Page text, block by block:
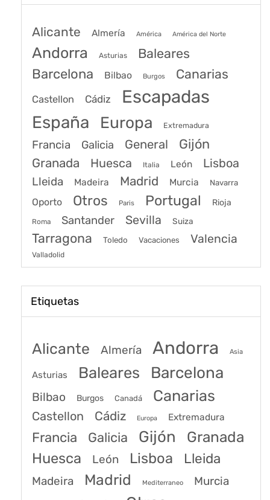
Alicante Almería América América del Norte
Andorra Asturias Baleares
Barcelona Bilbao Burgos Canarias
Castellon Cádiz Escapadas
España Europa Extremadura
Francia Galicia General Gijón
Granada Huesca Italia León Lisboa
Lleida Madeira Madrid Murcia Navarra
Oporto Otros Paris Portugal Rioja
Roma Santander Sevilla Suiza
Tarragona Toledo Vacaciones Valencia
Valladolid
Etiquetas
Alicante Almería Andorra Asia
Asturias Baleares Barcelona
Bilbao Burgos Canadá Canarias
Castellon Cádiz Europa Extremadura
Francia Galicia Gijón Granada
Huesca León Lisboa Lleida
Madeira Madrid Mediterraneo Murcia